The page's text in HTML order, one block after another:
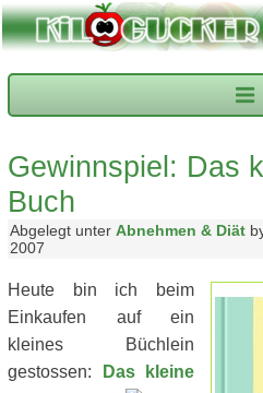
Gewinnspiel: Das
Buch
Abgelegt unter Abnehmen & Diät
2007
Heute bin ich beim
Einkaufen auf ein
kleines Büchlein
gestossen:
Das kleine